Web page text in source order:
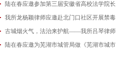
2026-07-01
陆在春应邀参加第三届安徽省高校法学院长
2026-06-29
我所龙杨颖律师应邀赴北门口社区开展禁毒
2026-06-18
古城烟火气，法治来护航——我所吕琴律师
2026-05-21
陆在春应邀为芜湖市城管局做《芜湖市城市